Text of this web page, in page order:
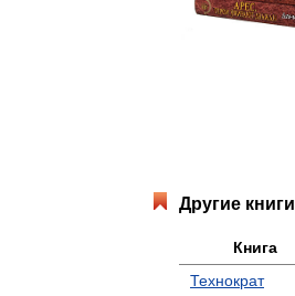
Другие
Книга
Технократ